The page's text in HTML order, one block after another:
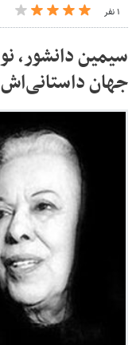
۱ نفر
سیمین دانشور،
جهان داستانی‌اش